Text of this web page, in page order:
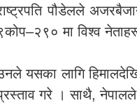
पौडेलले
मा विश्व
यसका लागि
गरे । साथै, नेपालले